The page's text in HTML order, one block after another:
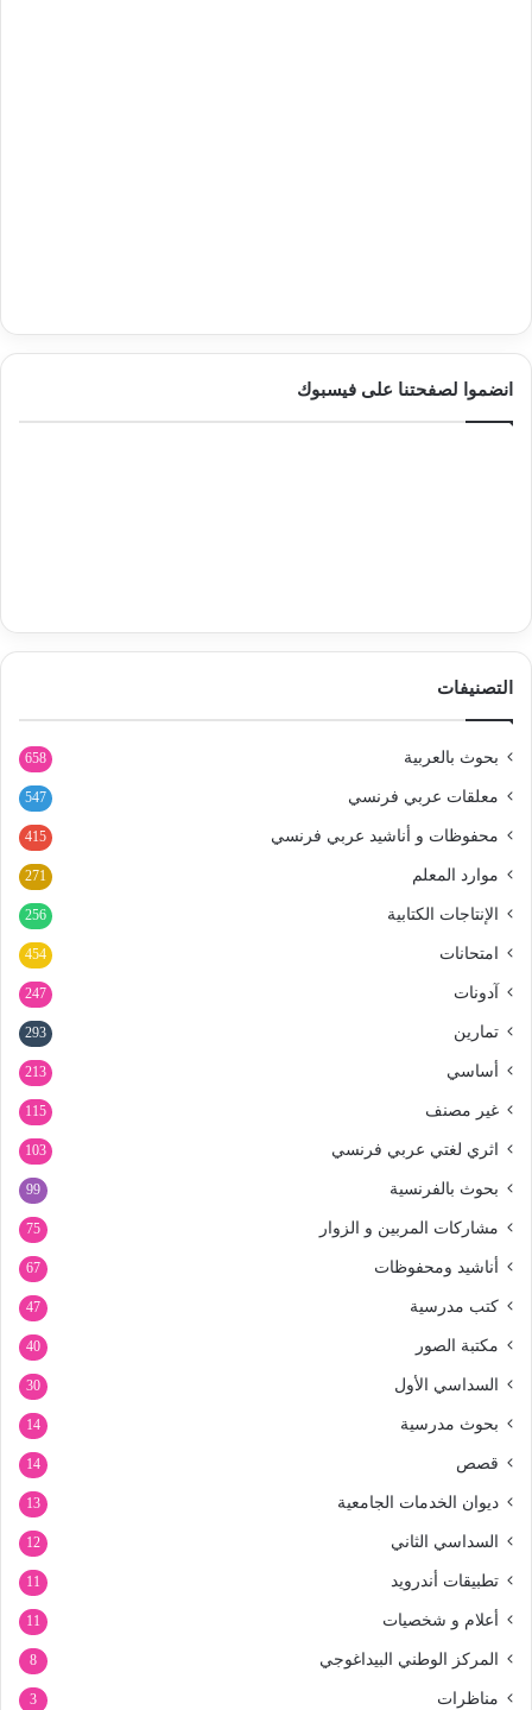
انضموا لصفحتنا على فيسبوك
التصنيفات
بحوث بالعربية 658
معلقات عربي فرنسي 547
محفوظات و أناشيد عربي فرنسي 415
موارد المعلم 271
الإنتاجات الكتابية 256
امتحانات 454
آدونات 247
تمارين 293
أساسي 213
غير مصنف 115
اثري لغتي عربي فرنسي 103
بحوث بالفرنسية 99
مشاركات المربين و الزوار 75
أناشيد ومحفوظات 67
كتب مدرسية 47
مكتبة الصور 40
السداسي الأول 30
بحوث مدرسية 14
قصص 14
ديوان الخدمات الجامعية 13
السداسي الثاني 12
تطبيقات أندرويد 11
أعلام و شخصيات 11
المركز الوطني البيداغوجي 8
مناظرات 3